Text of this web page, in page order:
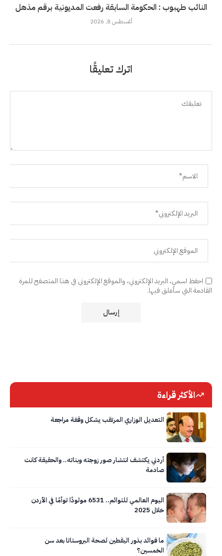
النائب طهبوب : الحكومة السابقة رفعت المديونية برقم مذهل
أغسطس 8, 2026
اترك تعليقًا
احفظ اسمي، البريد الإلكتروني، والموقع الإلكتروني في هذا المتصفح للمرة
القادمة التي سأعلق فيها.
الأكثر قراءة
التعديل الوزاري المرتقب يشكل وقفة مراجعة
أردني يكتشف انتشار صور زوجته وبناته.. والحقيقة كانت
صادمة
اليوم العالمي للتوائم.. 6531 مولودًا توأمًا في الأردن
خلال 2025
ما فوائد بذور اليقطين لصحة البروستاتا بعد سن
الخمسين؟